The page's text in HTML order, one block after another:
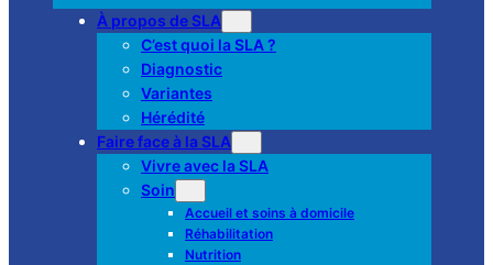
À propos de SLA
C’est quoi la SLA ?
Diagnostic
Variantes
Hérédité
Faire face à la SLA
Vivre avec la SLA
Soin
Accueil et soins à domicile
Réhabilitation
Nutrition